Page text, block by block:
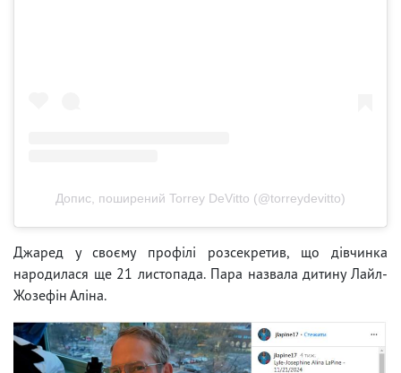
Допис, поширений Torrey DeVitto (@torreydevitto)
Джаред у своєму профілі розсекретив, що дівчинка
народилася ще 21 листопада. Пара назвала дитину Лайл-
Жозефін Аліна.